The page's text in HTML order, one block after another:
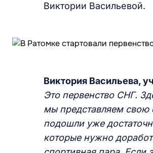
Виктории Васильевой.
Виктория Васильева,
Это первенство СНГ.
мы представляем
подошли уже
которые нужно